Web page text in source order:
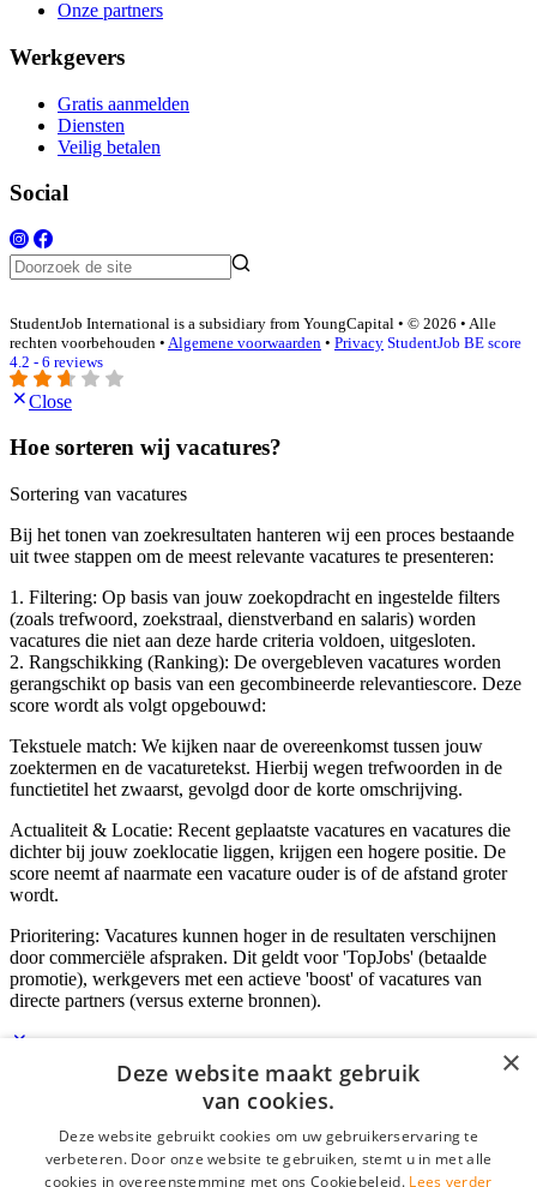
Onze partners
Werkgevers
Gratis aanmelden
Diensten
Veilig betalen
Social
StudentJob International is a subsidiary from YoungCapital • © 2026 • Alle
rechten voorbehouden • Algemene voorwaarden • Privacy StudentJob BE score
4.2 - 6 reviews
Close
Hoe sorteren wij vacatures?
Sortering van vacatures
Bij het tonen van zoekresultaten hanteren wij een proces bestaande
uit twee stappen om de meest relevante vacatures te presenteren:
1. Filtering: Op basis van jouw zoekopdracht en ingestelde filters
(zoals trefwoord, zoekstraal, dienstverband en salaris) worden
vacatures die niet aan deze harde criteria voldoen, uitgesloten.
2. Rangschikking (Ranking): De overgebleven vacatures worden
gerangschikt op basis van een gecombineerde relevantiescore. Deze
score wordt als volgt opgebouwd:
Tekstuele match: We kijken naar de overeenkomst tussen jouw
zoektermen en de vacaturetekst. Hierbij wegen trefwoorden in de
functietitel het zwaarst, gevolgd door de korte omschrijving.
Actualiteit & Locatie: Recent geplaatste vacatures en vacatures die
dichter bij jouw zoeklocatie liggen, krijgen een hogere positie. De
score neemt af naarmate een vacature ouder is of de afstand groter
wordt.
Prioritering: Vacatures kunnen hoger in de resultaten verschijnen
door commerciële afspraken. Dit geldt voor 'TopJobs' (betaalde
promotie), werkgevers met een actieve 'boost' of vacatures van
directe partners (versus externe bronnen).
Inloggen als bedrijf
E-mail*
×
Deze website maakt gebruik
van cookies.
Deze website gebruikt cookies om uw gebruikerservaring te
verbeteren. Door onze website te gebruiken, stemt u in met alle
cookies in overeenstemming met ons Cookiebeleid. Lees verder